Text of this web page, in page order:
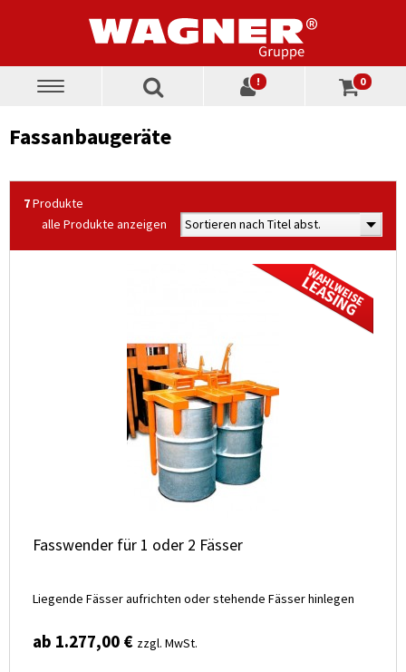
Toggle
! 0
Fassanbaugeräte
7Produkte
Sortieren nach Titel abst.
alle Produkte anzeigen
Fasswender für 1 oder 2 Fässer
Liegende Fässer aufrichten oder stehende Fässer hinlegen
ab 1.277,00 € zzgl. MwSt.